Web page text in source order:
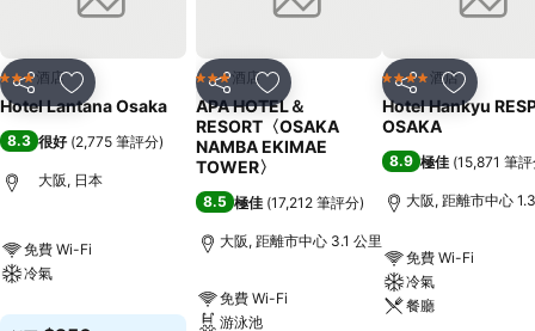
分享 放到收藏夾
3 星級酒店
Hotel Lantana Osaka
8.3 很好 (2,775 筆評分)
大阪, 日本
免費 Wi-Fi
冷氣
分享 放到收藏夾
3 星級酒店
APA HOTEL＆
RESORT〈OSAKA
NAMBA EKIMAE
TOWER〉
8.5 極佳 (17,212 筆評分)
大阪, 距離市中心 3.1 公里
免費 Wi-Fi
游泳池
分享 放到收藏
4 星級 酒店
Hotel Hankyu
OSAKA
8.9 極佳 (15,871 筆
大阪, 距離市中心
免費 Wi-Fi
冷氣
餐廳